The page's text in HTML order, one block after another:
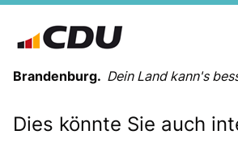
Brandenburg. Dein Land kann's
MELDUNGEN
Dies könnte Sie auch